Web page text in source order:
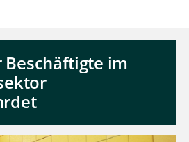
im